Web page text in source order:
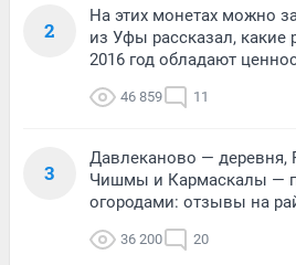
2
На этих монетах можно
из Уфы рассказал, какие
2016 год обладают
46 859 11
3
Давлеканово — деревня,
Чишмы и Кармаскалы —
огородами: отзывы на
36 200 20